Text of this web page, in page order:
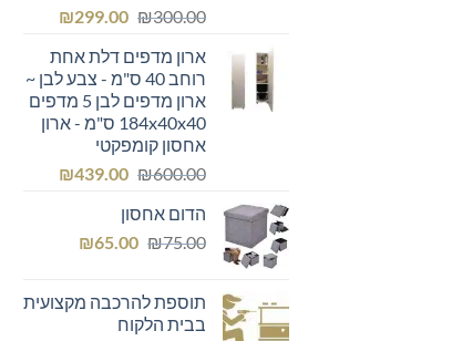
₪300.00
המחיר
היה:
₪300.00.
₪299.00
המחיר
הוא:
₪299.00.
ארון מדפים דלת אחת
רוחב 40 ס"מ - צבע לבן ~
ארון מדפים לבן 5 מדפים
184x40x40 ס"מ - ארון
אחסון קומפקטי
₪600.00
המחיר
היה:
₪600.00.
₪439.00
המחיר
הדום אחסון
₪75.00
המחיר
₪75.00.
₪65.00
המחיר
₪65.00.
תוספת להרכבה מקצועית
בבית הלקוח